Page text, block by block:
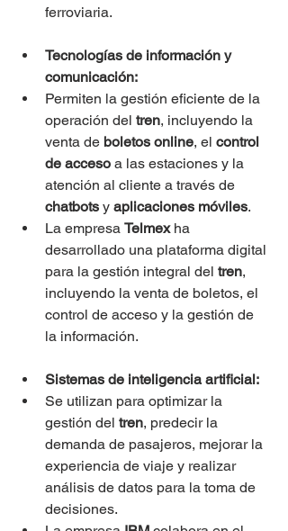
ferroviaria.
Tecnologías de información y
comunicación:
Permiten la gestión eficiente de la
operación del tren, incluyendo la
venta de boletos online, el control
de acceso a las estaciones y la
atención al cliente a través de
chatbots y aplicaciones móviles.
La empresa Telmex ha
desarrollado una plataforma digital
para la gestión integral del tren,
incluyendo la venta de boletos, el
control de acceso y la gestión de
la información.
Sistemas de inteligencia artificial:
Se utilizan para optimizar la
gestión del tren, predecir la
demanda de pasajeros, mejorar la
experiencia de viaje y realizar
análisis de datos para la toma de
decisiones.